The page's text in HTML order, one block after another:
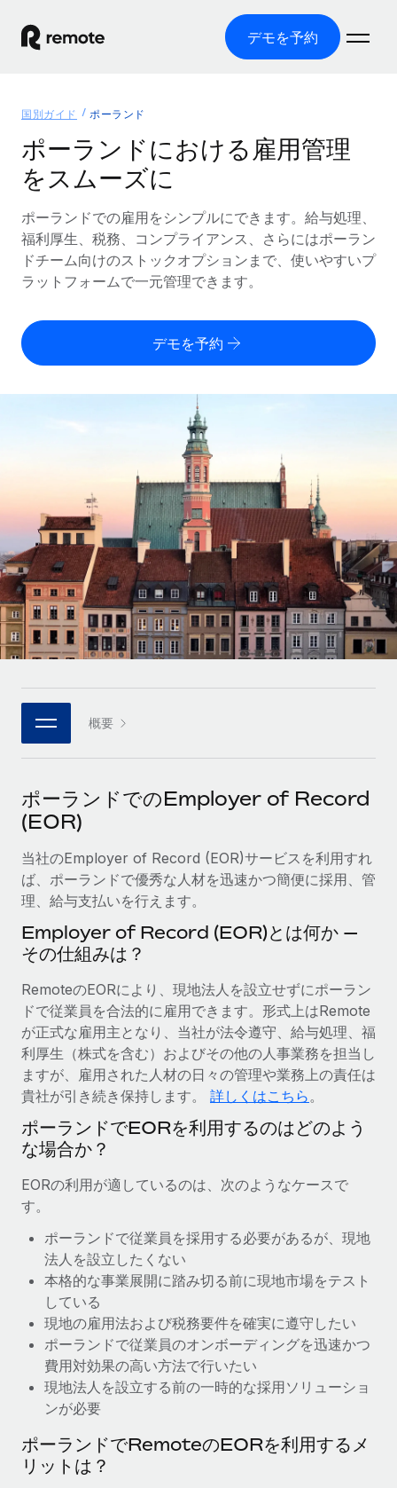
デモを予約
グローバル雇用
グローバル給与処理
コンプライアンス対応の給与処理を手軽に
Employer of Record（EOR）
グローバル展開をコストをかけずに実現
Contractor of Record
世界中の契約社員と法令を遵守して契約
世界中の契約社員をオンボーディングし、管理
複雑な雇用関連業務を外部委託
インフラ
Remote統合
人事機能をワークフローにシームレスに統合する
プラットフォーム
チームのための人事の基本機能を内蔵
接続 新しい
当社のMCPを使用して、あらゆるAIツールをRemoteに接続
統合
基本的なビジネスツールを活用して業務プロセスを効率化す
サービス
専門家に相談
グローバル人事・コンプライアンスの専門サポート
候補者の選考プロセスをシンプルに
コンプライアンスリスクを先回りして対応
デバイス管理
ITデバイスを世界規模で提供・管理
法人設立
法令順守した法人をスピーディに設立
移住・転勤
従業員の異動をスムーズに
福利厚生
従業員の福利厚生を簡単に管理
ソリューション
各国の制度に対応
国別ガイド
/国別のグローバル雇用支援を検索する
Remoteを他社と比較
スタートアップ
成長中の企業向けのアジャイルなグローバルHR・給与処理ソ
リューション
ミッドマーケット
カスタマイズされた人事ソリューションでチームを拡大する
企業
大企業向けのグローバルHR
パートナーに登録
戦略的テクノロジーパートナー
グローバルな人事機能を柔軟に自社プラットフォームへ統合
当社とのパートナーシップの可能性を検討する
Remote Build
統合とAI自動化に関するコンサルティング
リソース
ツールと計算ツール
従業員コスト計算ツール
契約社員の報酬計算ツール
グローバルな契約社員向けに、通貨オプションと支払スピー
REMOTEで学習
リサーチおよびガイド
活用事例
HR用語集
チェックリストおよびテンプレート
職務内容ライブラリ
ウェビナー
イベント
ニュースルーム
給与・人材情報
情報センター
サポートを依頼する
すべてのリソースを表示する
ブログ
グローバル給与処理
EORおよびPEO
契約社員管理
税務
ブログ
Remoteの製品アップデート：GustoとXeroの統合お
よびContractor Management Plus（契約社員管理
プラス）
Remoteの使命は、世界のどこにいても、あらゆる規模の企業が
業務に最適な人材を採用し、管理し、給与を支給できるようにす
ることです。この数週間で、新しい統合、機能、改良点をリリー
スしました。...
詳細を見る
価格
English
Deutsch
Español
Italiano
Português (Portugal)
日本語
한국어
ログイン
国別ガイド ポーランド
ポーランドにおける雇用管理
をスムーズに
ポーランドでの雇用をシンプルにできます。給与処理、
福利厚生、税務、コンプライアンス、さらにはポーラン
ドチーム向けのストックオプションまで、使いやすいプ
ラットフォームで一元管理できます。
デモを予約
概要
ポーランドでのEmployer of Record
(EOR)
当社のEmployer of Record (EOR)サービスを利用すれ
ば、ポーランドで優秀な人材を迅速かつ簡便に採用、管
理、給与支払いを行えます。
Employer of Record (EOR)とは何か —
その仕組みは？
RemoteのEORにより、現地法人を設立せずにポーラン
ドで従業員を合法的に雇用できます。形式上はRemote
が正式な雇用主となり、当社が法令遵守、給与処理、福
利厚生（株式を含む）およびその他の人事業務を担当し
ますが、雇用された人材の日々の管理や業務上の責任は
貴社が引き続き保持します。 詳しくはこちら 。
ポーランドでEORを利用するのはどのよう
な場合か？
EORの利用が適しているのは、次のようなケースで
す。
ポーランドで従業員を採用する必要があるが、現地
法人を設立したくない
本格的な事業展開に踏み切る前に現地市場をテスト
している
現地の雇用法および税務要件を確実に遵守したい
ポーランドで従業員のオンボーディングを迅速かつ
費用対効果の高い方法で行いたい
現地法人を設立する前の一時的な採用ソリューショ
ンが必要
ポーランドでRemoteのEORを利用するメ
リットは？